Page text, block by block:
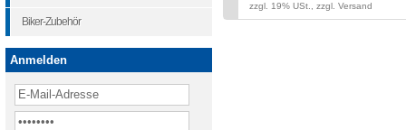
zzgl. 19% USt., zzgl. Versand
Biker-Zubehör
Anmelden